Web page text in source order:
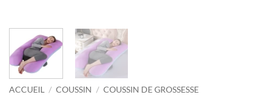
ACCUEIL / COUSSIN / COUSSIN DE GROSSESSE